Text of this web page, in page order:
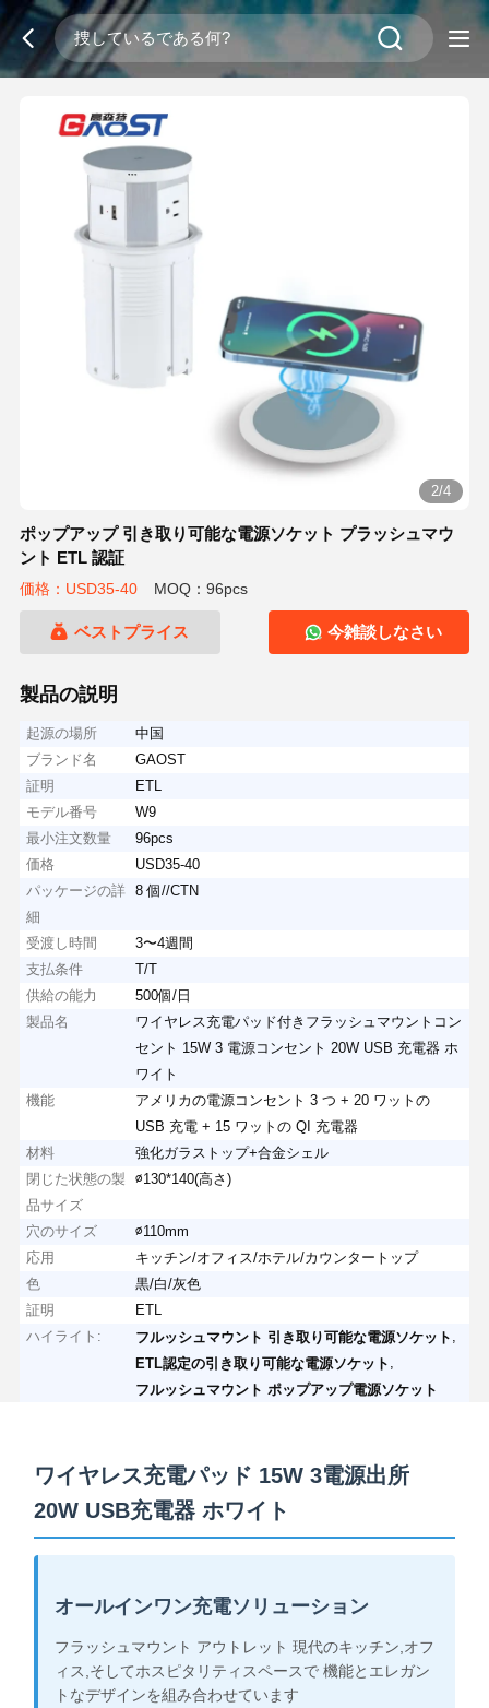
2/4
ポップアップ 引き取り可能な電源ソケット プラッシュマウ
ント ETL 認証
価格：USD35-40 MOQ：96pcs
ベストプライス 今雑談しなさい
製品の説明
起源の場所
中国
ブランド名
GAOST
証明
ETL
モデル番号
W9
最小注文数量
96pcs
価格
USD35-40
パッケージの詳
細
8 個//CTN
受渡し時間
3〜4週間
支払条件
T/T
供給の能力
500個/日
製品名
ワイヤレス充電パッド付きフラッシュマウントコン
セント 15W 3 電源コンセント 20W USB 充電器 ホ
ワイト
機能
アメリカの電源コンセント 3 つ + 20 ワットの
USB 充電 + 15 ワットの QI 充電器
材料
強化ガラストップ+合金シェル
閉じた状態の製
品サイズ
∅130*140(高さ)
穴のサイズ
∅110mm
応用
キッチン/オフィス/ホテル/カウンタートップ
色
黒/白/灰色
証明
ETL
ハイライト:
フルッシュマウント 引き取り可能な電源ソケット
ETL認定の引き取り可能な電源ソケット
フルッシュマウント ポップアップ電源ソケット
ワイヤレス充電パッド 15W 3電源出所
20W USB充電器 ホワイト
オールインワン充電ソリューション
フラッシュマウント アウトレット 現代のキッチン,オフ
ィス,そしてホスピタリティスペースで 機能とエレガン
トなデザインを組み合わせています